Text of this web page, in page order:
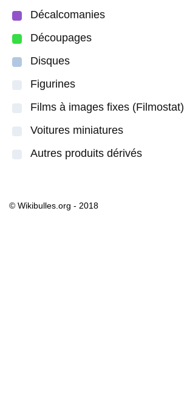
Décalcomanies
Découpages
Disques
Figurines
Films à images fixes (Filmostat)
Voitures miniatures
Autres produits dérivés
© Wikibulles.org - 2018